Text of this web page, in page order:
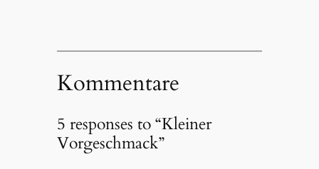
Kommentare
5 responses to “Kleiner
Vorgeschmack”